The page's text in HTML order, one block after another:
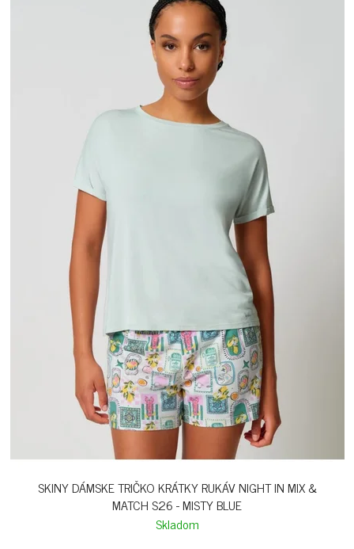
SKINY DÁMSKE TRIČKO KRÁTKY RUKÁV NIGHT IN MIX &
MATCH S26 - MISTY BLUE
Skladom